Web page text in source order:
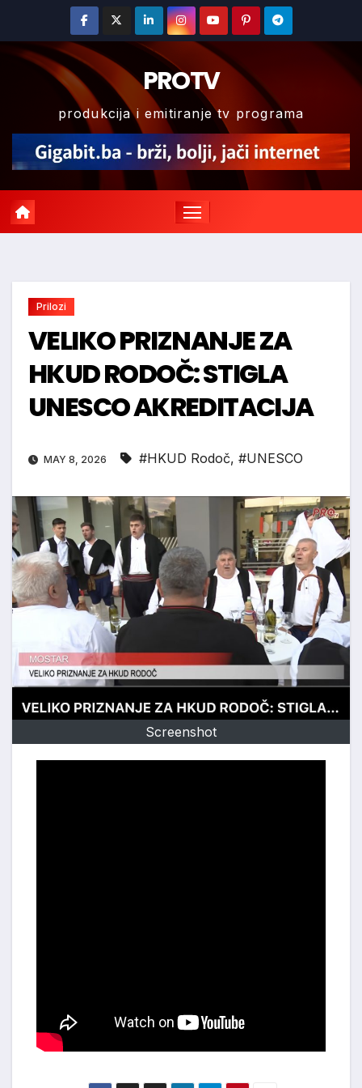
content
PROTV
produkcija i emitiranje tv programa
Prilozi
VELIKO PRIZNANJE ZA
HKUD RODOČ: STIGLA
UNESCO AKREDITACIJA
MAY 8, 2026 #HKUD Rodoč, #UNESCO
Screenshot